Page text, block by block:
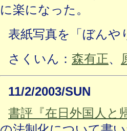
に楽になった。
表紙写真を「ぼんや
さくいん： 森有正、
11/2/2003/SUN
書評『在日外国人と